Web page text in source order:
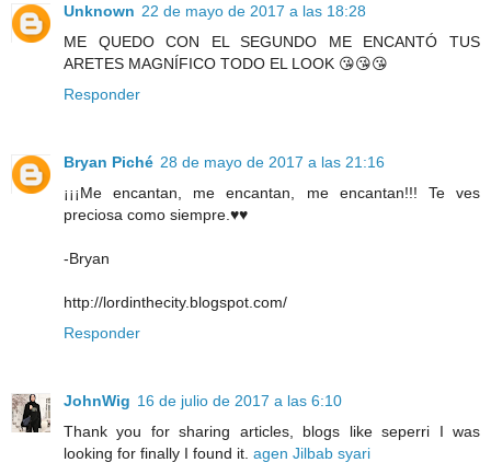
Unknown 22 de mayo de 2017 a las 18:28
ME QUEDO CON EL SEGUNDO ME ENCANTÓ TUS
ARETES MAGNÍFICO TODO EL LOOK 😘😘😘
Responder
Bryan Piché 28 de mayo de 2017 a las 21:16
¡¡¡Me encantan, me encantan, me encantan!!! Te ves
preciosa como siempre.♥♥
-Bryan
http://lordinthecity.blogspot.com/
Responder
JohnWig 16 de julio de 2017 a las 6:10
Thank you for sharing articles, blogs like seperri I was
looking for finally I found it. agen Jilbab syari